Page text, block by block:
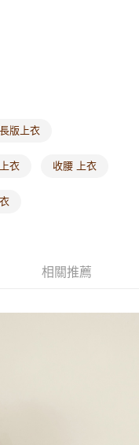
查看運費
版上衣
衣 收腰 上衣
相關推薦